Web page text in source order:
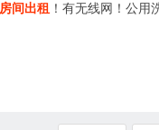
房间出租 ！有无线网！公